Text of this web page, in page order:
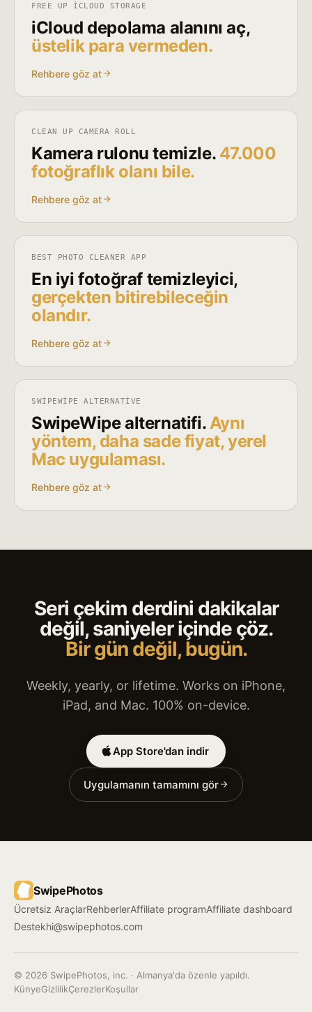
FREE UP ICLOUD STORAGE
iCloud depolama alanını aç,
üstelik para vermeden.
Rehbere göz at
CLEAN UP CAMERA ROLL
Kamera rulonu temizle. 47.000
fotoğraflık olanı bile.
Rehbere göz at
BEST PHOTO CLEANER APP
En iyi fotoğraf temizleyici,
gerçekten bitirebileceğin
olandır.
Rehbere göz at
SWIPEWIPE ALTERNATIVE
SwipeWipe alternatifi. Aynı
yöntem, daha sade fiyat, yerel
Mac uygulaması.
Rehbere göz at
Seri çekim derdini dakikalar
değil, saniyeler içinde çöz.
Bir gün değil, bugün.
Weekly, yearly, or lifetime. Works on iPhone,
iPad, and Mac. 100% on-device.
App Store'dan indir
Uygulamanın tamamını gör
SwipePhotos
Ücretsiz AraçlarRehberlerAffiliate programAffiliate dashboard
Destekhi@swipephotos.com
© 2026 SwipePhotos, inc. · Almanya'da özenle yapıldı.
KünyeGizlilikÇerezlerKoşullar